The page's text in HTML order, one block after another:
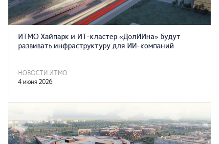
ИТМО Хайпарк и ИТ-кластер «ДолИИна» будут
развивать инфраструктуру для ИИ-компаний
НОВОСТИ ИТМО
4 июня 2026